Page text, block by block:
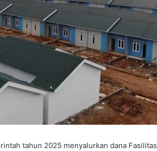
tahun 2025 menyalurkan dana Fasilitas